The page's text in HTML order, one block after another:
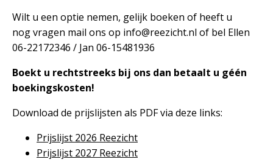
Wilt u een optie nemen, gelijk boeken of heeft u
nog vragen mail ons op info@reezicht.nl of bel Ellen
06-22172346 / Jan 06-15481936
Boekt u rechtstreeks bij ons dan betaalt u géén
boekingskosten!
Download de prijslijsten als PDF via deze links:
Prijslijst 2026 Reezicht
Prijslijst 2027 Reezicht